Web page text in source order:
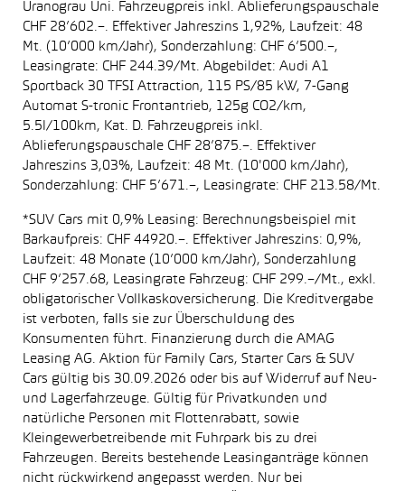
Uranograu Uni. Fahrzeugpreis inkl. Ablieferungspauschale
CHF 28’602.–. Effektiver Jahreszins 1,92%, Laufzeit: 48
Mt. (10’000 km/Jahr), Sonderzahlung: CHF 6’500.–,
Leasingrate: CHF 244.39/Mt. Abgebildet: Audi A1
Sportback 30 TFSI Attraction, 115 PS/85 kW, 7-Gang
Automat S-tronic Frontantrieb, 125g CO2/km,
5.5l/100km, Kat. D. Fahrzeugpreis inkl.
Ablieferungspauschale CHF 28’875.–. Effektiver
Jahreszins 3,03%, Laufzeit: 48 Mt. (10'000 km/Jahr),
Sonderzahlung: CHF 5’671.–, Leasingrate: CHF 213.58/Mt.
*SUV Cars mit 0,9% Leasing: Berechnungsbeispiel mit
Barkaufpreis: CHF 44920.–. Effektiver Jahreszins: 0,9%,
Laufzeit: 48 Monate (10’000 km/Jahr), Sonderzahlung
CHF 9’257.68, Leasingrate Fahrzeug: CHF 299.–/Mt., exkl.
obligatorischer Vollkaskoversicherung. Die Kreditvergabe
ist verboten, falls sie zur Überschuldung des
Konsumenten führt. Finanzierung durch die AMAG
Leasing AG. Aktion für Family Cars, Starter Cars & SUV
Cars gültig bis 30.09.2026 oder bis auf Widerruf auf Neu-
und Lagerfahrzeuge. Gültig für Privatkunden und
natürliche Personen mit Flottenrabatt, sowie
Kleingewerbetreibende mit Fuhrpark bis zu drei
Fahrzeugen. Bereits bestehende Leasinganträge können
nicht rückwirkend angepasst werden. Nur bei